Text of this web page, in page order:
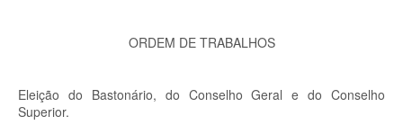
ORDEM DE TRABALHOS
Eleição do Bastonário, do Conselho Geral e do Conselho
Superior.